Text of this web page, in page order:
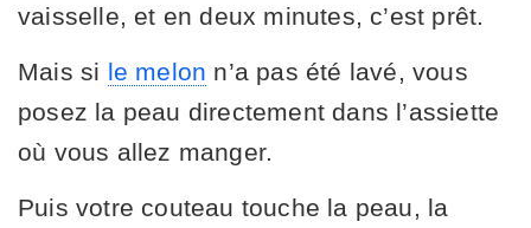
vaisselle, et en deux minutes, c’est prêt.
Mais si le melon n’a pas été lavé, vous
posez la peau directement dans l’assiette
où vous allez manger.
Puis votre couteau touche la peau, la